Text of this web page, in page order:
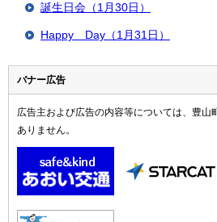
誕生日会（1月30日）
Happy Day（1月31日）
バナー広告
広告主および広告の内容等については、豊山
ありません。